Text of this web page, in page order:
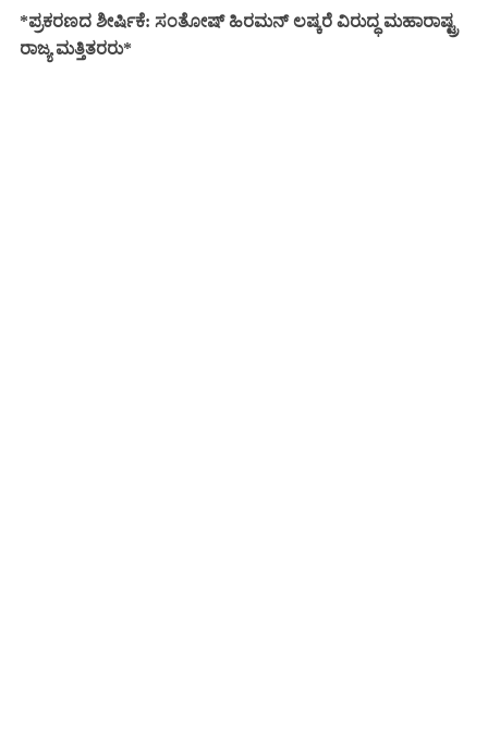
*ಪ್ರಕರಣದ ಶೀರ್ಷಿಕೆ: ಸಂತೋಷ್ ಹಿರಮನ್ ಲಷ್ಕರೆ ವಿರುದ್ಧ ಮಹಾರಾಷ್ಟ್ರ
ರಾಜ್ಯ ಮತ್ತಿತರರು*